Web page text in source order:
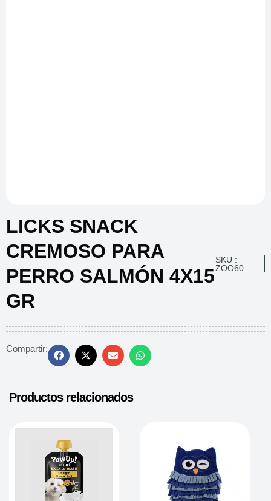
LICKS SNACK
CREMOSO PARA
PERRO SALMÓN 4X15
GR
SKU :
ZOO60
Compartir:
Productos relacionados